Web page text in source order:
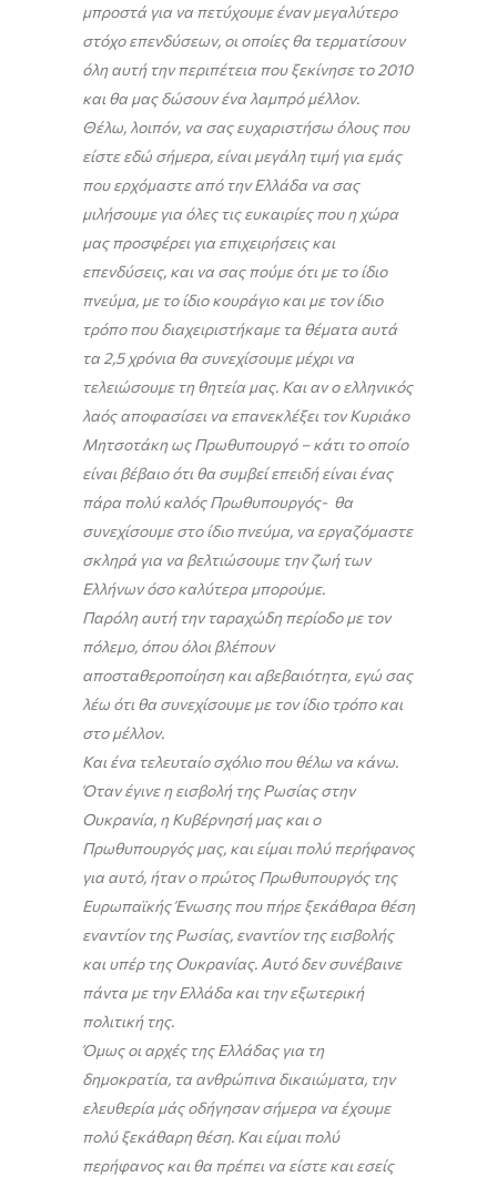
μπροστά για να πετύχουμε έναν μεγαλύτερο
στόχο επενδύσεων, οι οποίες θα τερματίσουν
όλη αυτή την περιπέτεια που ξεκίνησε το 2010
και θα μας δώσουν ένα λαμπρό μέλλον.
Θέλω, λοιπόν, να σας ευχαριστήσω όλους που
είστε εδώ σήμερα, είναι μεγάλη τιμή για εμάς
που ερχόμαστε από την Ελλάδα να σας
μιλήσουμε για όλες τις ευκαιρίες που η χώρα
μας προσφέρει για επιχειρήσεις και
επενδύσεις, και να σας πούμε ότι με το ίδιο
πνεύμα, με το ίδιο κουράγιο και με τον ίδιο
τρόπο που διαχειριστήκαμε τα θέματα αυτά
τα 2,5 χρόνια θα συνεχίσουμε μέχρι να
τελειώσουμε τη θητεία μας. Και αν ο ελληνικός
λαός αποφασίσει να επανεκλέξει τον Κυριάκο
Μητσοτάκη ως Πρωθυπουργό – κάτι το οποίο
είναι βέβαιο ότι θα συμβεί επειδή είναι ένας
πάρα πολύ καλός Πρωθυπουργός- θα
συνεχίσουμε στο ίδιο πνεύμα, να εργαζόμαστε
σκληρά για να βελτιώσουμε την ζωή των
Ελλήνων όσο καλύτερα μπορούμε.
Παρόλη αυτή την ταραχώδη περίοδο με τον
πόλεμο, όπου όλοι βλέπουν
αποσταθεροποίηση και αβεβαιότητα, εγώ σας
λέω ότι θα συνεχίσουμε με τον ίδιο τρόπο και
στο μέλλον.
Και ένα τελευταίο σχόλιο που θέλω να κάνω.
Όταν έγινε η εισβολή της Ρωσίας στην
Ουκρανία, η Κυβέρνησή μας και ο
Πρωθυπουργός μας, και είμαι πολύ περήφανος
για αυτό, ήταν ο πρώτος Πρωθυπουργός της
Ευρωπαϊκής Ένωσης που πήρε ξεκάθαρα θέση
εναντίον της Ρωσίας, εναντίον της εισβολής
και υπέρ της Ουκρανίας. Αυτό δεν συνέβαινε
πάντα με την Ελλάδα και την εξωτερική
πολιτική της.
Όμως οι αρχές της Ελλάδας για τη
δημοκρατία, τα ανθρώπινα δικαιώματα, την
ελευθερία μάς οδήγησαν σήμερα να έχουμε
πολύ ξεκάθαρη θέση. Και είμαι πολύ
περήφανος και θα πρέπει να είστε και εσείς